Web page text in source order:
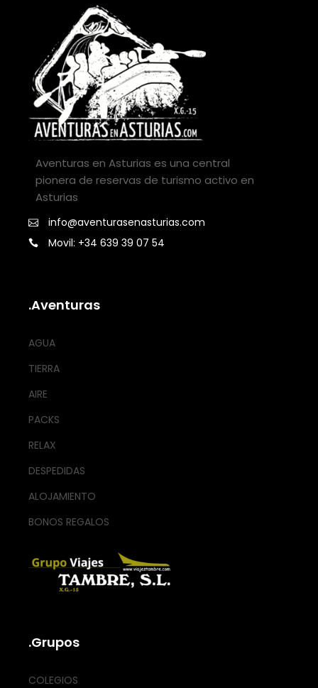
Aventuras en Asturias es una central
pionera de reservas de turismo activo en
Asturias
info@aventurasenasturias.com
Movil: +34 639 39 07 54
.Aventuras
AGUA
TIERRA
AIRE
PACKS
RELAX
DESPEDIDAS
ALOJAMIENTO
BONOS REGALOS
.Grupos
COLEGIOS